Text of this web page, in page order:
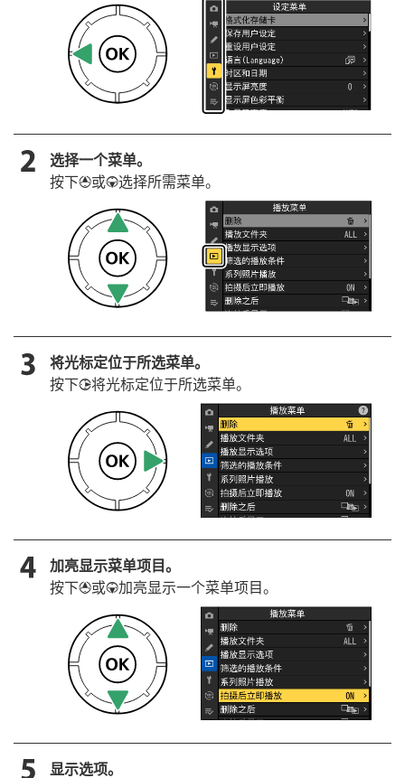
选择一个菜单。
按下1或3选择所需菜单。
将光标定位于所选菜单。
按下2将光标定位于所选菜单。
加亮显示菜单项目。
按下1或3加亮显示一个菜单项目。
显示选项。